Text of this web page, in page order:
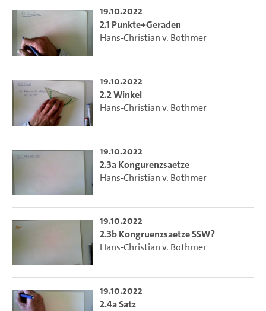
19.10.2022
2.1 Punkte+Geraden
Hans-Christian v. Bothmer
19.10.2022
2.2 Winkel
Hans-Christian v. Bothmer
19.10.2022
2.3a Kongurenzsaetze
Hans-Christian v. Bothmer
19.10.2022
2.3b Kongruenzsaetze SSW?
Hans-Christian v. Bothmer
19.10.2022
2.4a Satz